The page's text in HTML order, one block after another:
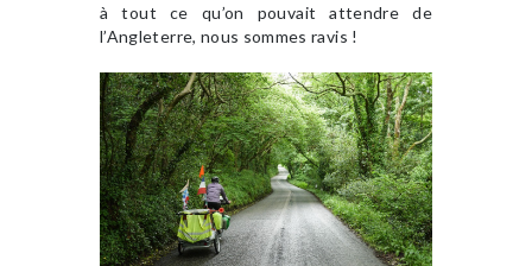
à tout ce qu’on pouvait attendre de
l’Angleterre, nous sommes ravis !